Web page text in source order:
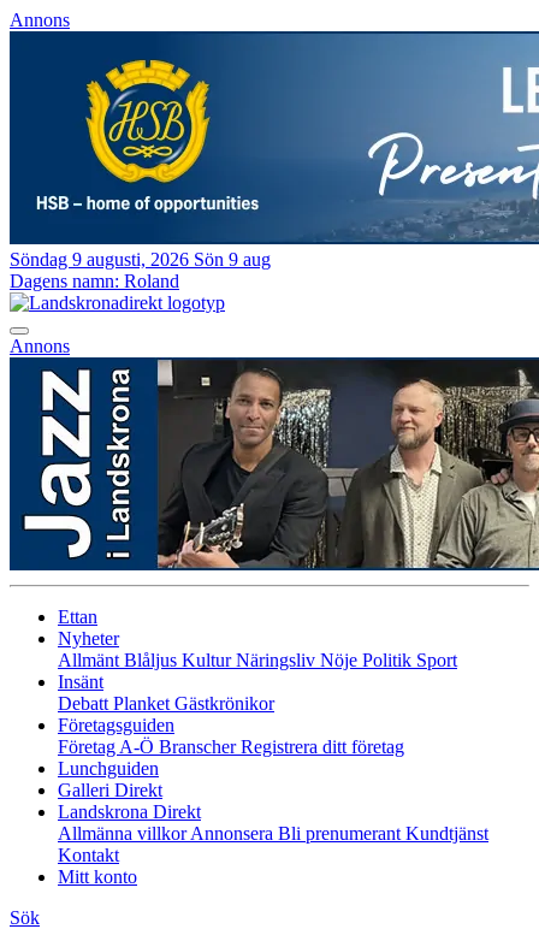
Annons
Söndag 9 augusti, 2026 Sön 9 aug
Dagens namn: Roland
Annons
Ettan
Nyheter
Allmänt Blåljus KulturNäringsliv Nöje Politik Sport
Insänt
Debatt Planket Gästkrönikor
Företagsguiden
Företag A-Ö BranscherRegistrera ditt företag
Lunchguiden
Galleri Direkt
Landskrona Direkt
Allmänna villkorAnnonsera Bli prenumerant Kundtjänst
Kontakt
Mitt konto
Sök